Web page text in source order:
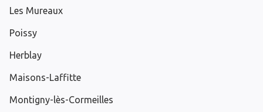
Les Mureaux
Poissy
Herblay
Maisons-Laffitte
Montigny-lès-Cormeilles